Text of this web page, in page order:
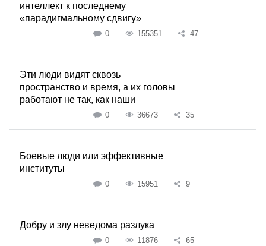
интеллект к последнему
«парадигмальному сдвигу»
0 155351 47
Эти люди видят сквозь
пространство и время, а их головы
работают не так, как наши
0 36673 35
Боевые люди или эффективные
институты
0 15951 9
Добру и злу неведома разлука
0 11876 65